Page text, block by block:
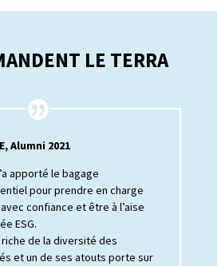
LE TERRA
Alumni 2021
apporté le bagage
pour prendre en charge
confiance et être à l’aise
ESG.
de la diversité des
et un de ses atouts porte sur